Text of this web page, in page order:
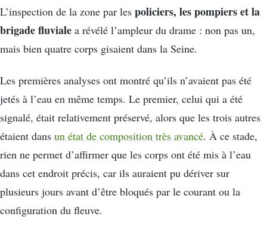
L’inspection de la zone par les policiers, les pompiers et la
brigade fluviale a révélé l’ampleur du drame : non pas un,
mais bien quatre corps gisaient dans la Seine.
Les premières analyses ont montré qu’ils n’avaient pas été
jetés à l’eau en même temps. Le premier, celui qui a été
signalé, était relativement préservé, alors que les trois autres
étaient dans un état de composition très avancé. À ce stade,
rien ne permet d’affirmer que les corps ont été mis à l’eau
dans cet endroit précis, car ils auraient pu dériver sur
plusieurs jours avant d’être bloqués par le courant ou la
configuration du fleuve.